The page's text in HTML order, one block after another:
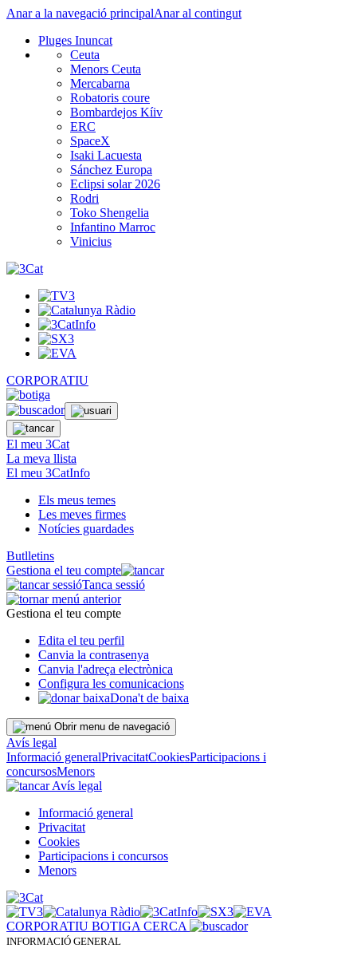
Anar a la navegació principalAnar al contingut
Pluges Inuncat
Ceuta
Menors Ceuta
Mercabarna
Robatoris coure
Bombardejos Kíiv
ERC
SpaceX
Isaki Lacuesta
Sánchez Europa
Eclipsi solar 2026
Rodri
Toko Shengelia
Infantino Marroc
Vinicius
CORPORATIU
El meu 3Cat
La meva llista
El meu 3CatInfo
Els meus temes
Les meves firmes
Notícies guardades
Butlletins
Gestiona el teu compte
Tanca sessió
Gestiona el teu compte
Edita el teu perfil
Canvia la contrasenya
Canvia l'adreça electrònica
Configura les comunicacions
Dona't de baixa
Obrir menu de navegació
Avís legal
Informació generalPrivacitatCookiesParticipacions i
concursosMenors
Avís legal
Informació general
Privacitat
Cookies
Participacions i concursos
Menors
CORPORATIU BOTIGA CERCA
INFORMACIÓ GENERAL